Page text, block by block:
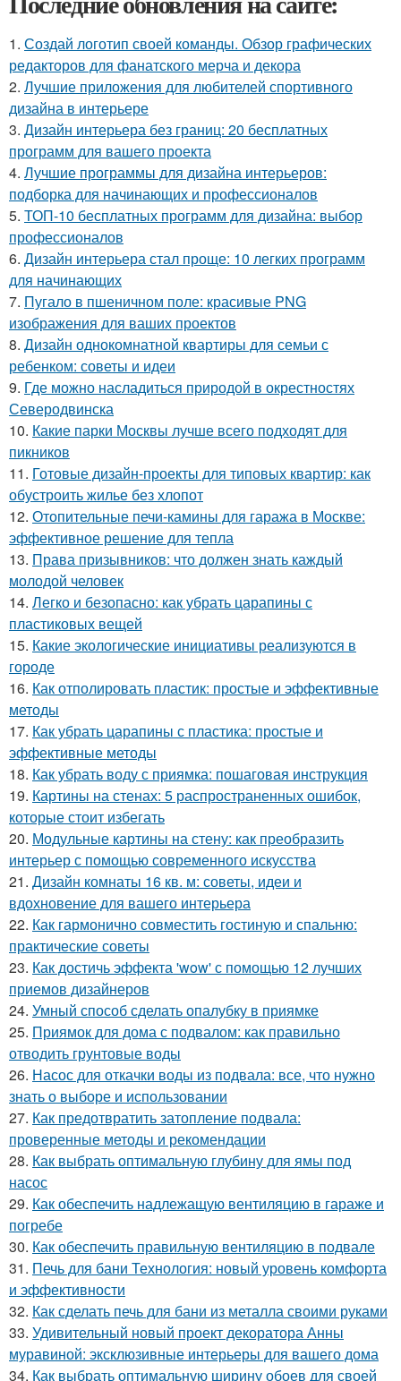
1. Создай логотип своей команды. Обзор графических
редакторов для фанатского мерча и декора
2. Лучшие приложения для любителей спортивного
дизайна в интерьере
3. Дизайн интерьера без границ: 20 бесплатных
программ для вашего проекта
4. Лучшие программы для дизайна интерьеров:
подборка для начинающих и профессионалов
5. ТОП-10 бесплатных программ для дизайна: выбор
профессионалов
6. Дизайн интерьера стал проще: 10 легких программ
для начинающих
7. Пугало в пшеничном поле: красивые PNG
изображения для ваших проектов
8. Дизайн однокомнатной квартиры для семьи с
ребенком: советы и идеи
9. Где можно насладиться природой в окрестностях
Северодвинска
10. Какие парки Москвы лучше всего подходят для
пикников
11. Готовые дизайн-проекты для типовых квартир: как
обустроить жилье без хлопот
12. Отопительные печи-камины для гаража в Москве:
эффективное решение для тепла
13. Права призывников: что должен знать каждый
молодой человек
14. Легко и безопасно: как убрать царапины с
пластиковых вещей
15. Какие экологические инициативы реализуются в
городе
16. Как отполировать пластик: простые и эффективные
методы
17. Как убрать царапины с пластика: простые и
эффективные методы
18. Как убрать воду с приямка: пошаговая инструкция
19. Картины на стенах: 5 распространенных ошибок,
которые стоит избегать
20. Модульные картины на стену: как преобразить
интерьер с помощью современного искусства
21. Дизайн комнаты 16 кв. м: советы, идеи и
вдохновение для вашего интерьера
22. Как гармонично совместить гостиную и спальню:
практические советы
23. Как достичь эффекта 'wow' с помощью 12 лучших
приемов дизайнеров
24. Умный способ сделать опалубку в приямке
25. Приямок для дома с подвалом: как правильно
отводить грунтовые воды
26. Насос для откачки воды из подвала: все, что нужно
знать о выборе и использовании
27. Как предотвратить затопление подвала:
проверенные методы и рекомендации
28. Как выбрать оптимальную глубину для ямы под
насос
29. Как обеспечить надлежащую вентиляцию в гараже и
погребе
30. Как обеспечить правильную вентиляцию в подвале
31. Печь для бани Технология: новый уровень комфорта
и эффективности
32. Как сделать печь для бани из металла своими руками
33. Удивительный новый проект декоратора Анны
муравиной: эксклюзивные интерьеры для вашего дома
34. Как выбрать оптимальную ширину обоев для своей